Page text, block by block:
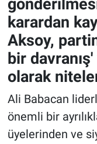
karardan
Aksoy,
bir
olarak
Ali Babacan
önemli bir
üyelerinden ve